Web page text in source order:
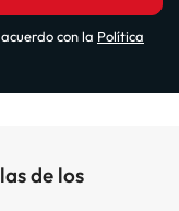
con la Política
de los